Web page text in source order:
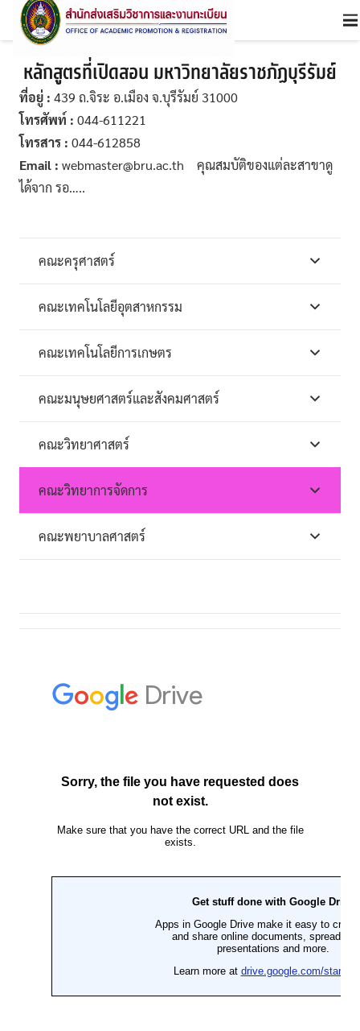
หลักสูตรที่เปิดสอน มหาวิทยาลัยราชภัฏบุรีรัมย์
ที่อยู่ : 439 ถ.จิระ อ.เมือง จ.บุรีรัมย์ 31000
โทรศัพท์ : 044-611221
โทรสาร : 044-612858
Email : webmaster@bru.ac.th คุณสมบัติของแต่ละสาขาดู
ได้จาก รอ…..
คณะครุศาสตร์
คณะเทคโนโลยีอุตสาหกรรม
คณะเทคโนโลยีการเกษตร
คณะมนุษยศาสตร์และสังคมศาสตร์
คณะวิทยาศาสตร์
คณะวิทยาการจัดการ
คณะพยาบาลศาสตร์